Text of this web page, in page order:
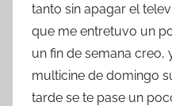
tanto sin apagar el
que me entretuvo un
un fin de semana
multicine de domingo
tarde se te pase un